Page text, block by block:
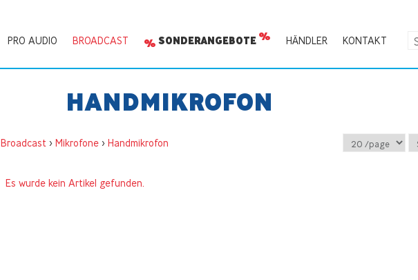
PRO AUDIO BROADCAST SONDERANGEBOTE HÄNDLER KONTAKT
HANDMIKROFON
Broadcast > Mikrofone> Handmikrofon
Es wurde kein Artikel gefunden.